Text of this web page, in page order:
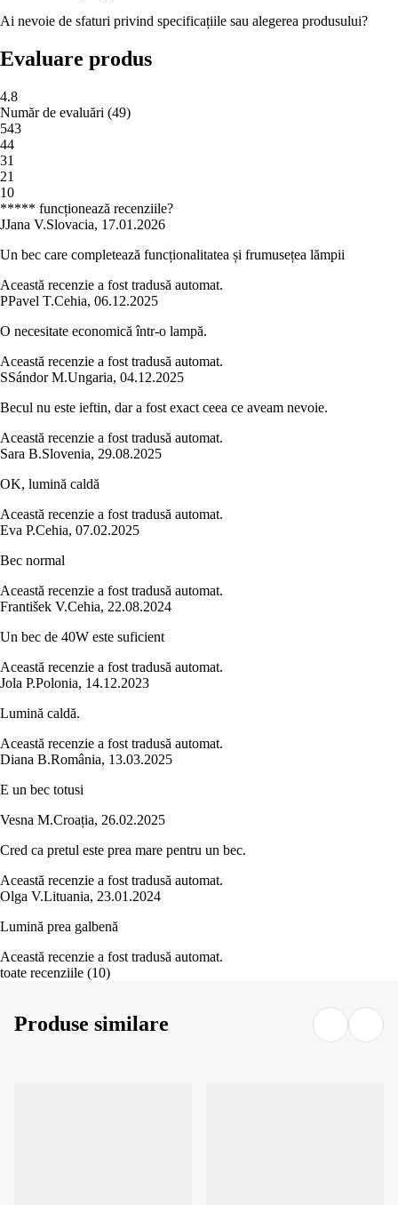
Ai nevoie de sfaturi privind specificațiile sau alegerea produsului?
Evaluare produs
4.8
Număr de evaluări (49)
543
44
31
21
10
***** funcționează recenziile?
JJana V.Slovacia, 17.01.2026
Un bec care completează funcționalitatea și frumusețea lămpii
Această recenzie a fost tradusă automat.
PPavel T.Cehia, 06.12.2025
O necesitate economică într-o lampă.
Această recenzie a fost tradusă automat.
SSándor M.Ungaria, 04.12.2025
Becul nu este ieftin, dar a fost exact ceea ce aveam nevoie.
Această recenzie a fost tradusă automat.
Sara B.Slovenia, 29.08.2025
OK, lumină caldă
Această recenzie a fost tradusă automat.
Eva P.Cehia, 07.02.2025
Bec normal
Această recenzie a fost tradusă automat.
František V.Cehia, 22.08.2024
Un bec de 40W este suficient
Această recenzie a fost tradusă automat.
Jola P.Polonia, 14.12.2023
Lumină caldă.
Această recenzie a fost tradusă automat.
Diana B.România, 13.03.2025
E un bec totusi
Vesna M.Croația, 26.02.2025
Cred ca pretul este prea mare pentru un bec.
Această recenzie a fost tradusă automat.
Olga V.Lituania, 23.01.2024
Lumină prea galbenă
Această recenzie a fost tradusă automat.
toate recenziile (10)
Produse similare